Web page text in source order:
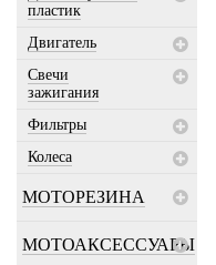
пластик
Двигатель
Свечи
зажигания
Фильтры
Колеса
МОТОРЕЗИНА
МОТОАКСЕССУАРЫ